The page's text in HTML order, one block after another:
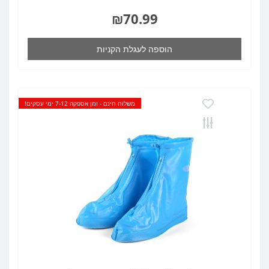
₪70.99
הוספה לעגלת הקניות
משלוח חינם - זמן אספקה 7-12 ימי עסקים!